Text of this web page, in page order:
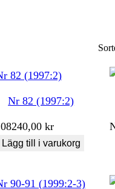
Nr 82 (1997:2)
08240,00 kr
Lägg till i varukorg